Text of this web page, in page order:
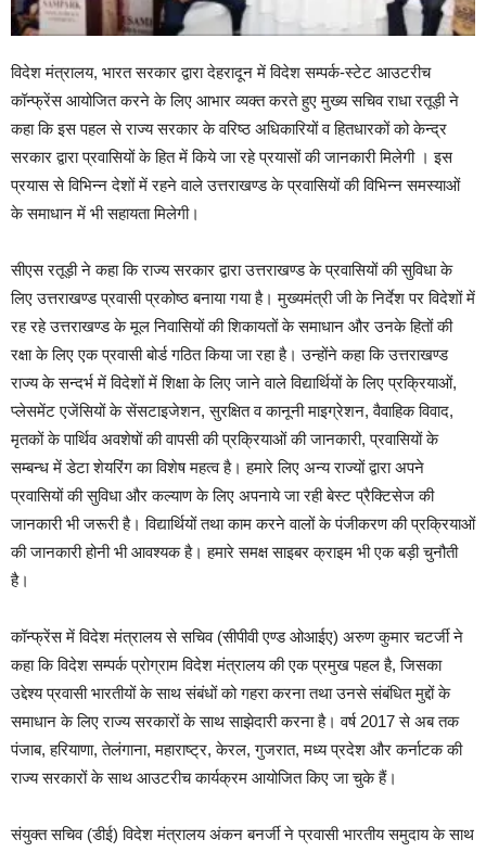
विदेश मंत्रालय, भारत सरकार द्वारा देहरादून में विदेश सम्पर्क-स्टेट आउटरीच
कॉन्फ्रेंस आयोजित करने के लिए आभार व्यक्त करते हुए मुख्य सचिव राधा रतूड़ी ने
कहा कि इस पहल से राज्य सरकार के वरिष्ठ अधिकारियों व हितधारकों को केन्द्र
सरकार द्वारा प्रवासियों के हित में किये जा रहे प्रयासों की जानकारी मिलेगी । इस
प्रयास से विभिन्न देशों में रहने वाले उत्तराखण्ड के प्रवासियों की विभिन्न समस्याओं
के समाधान में भी सहायता मिलेगी।
सीएस रतूड़ी ने कहा कि राज्य सरकार द्वारा उत्तराखण्ड के प्रवासियों की सुविधा के
लिए उत्तराखण्ड प्रवासी प्रकोष्ठ बनाया गया है। मुख्यमंत्री जी के निर्देश पर विदेशों में
रह रहे उत्तराखण्ड के मूल निवासियों की शिकायतों के समाधान और उनके हितों की
रक्षा के लिए एक प्रवासी बोर्ड गठित किया जा रहा है। उन्होंने कहा कि उत्तराखण्ड
राज्य के सन्दर्भ में विदेशों में शिक्षा के लिए जाने वाले विद्यार्थियों के लिए प्रक्रियाओं,
प्लेसमेंट एजेंसियों के सेंसटाइजेशन, सुरक्षित व कानूनी माइग्रेशन, वैवाहिक विवाद,
मृतकों के पार्थिव अवशेषों की वापसी की प्रक्रियाओं की जानकारी, प्रवासियों के
सम्बन्ध में डेटा शेयरिंग का विशेष महत्व है। हमारे लिए अन्य राज्यों द्वारा अपने
प्रवासियों की सुविधा और कल्याण के लिए अपनाये जा रही बेस्ट प्रैक्टिसेज की
जानकारी भी जरूरी है। विद्यार्थियों तथा काम करने वालों के पंजीकरण की प्रक्रियाओं
की जानकारी होनी भी आवश्यक है। हमारे समक्ष साइबर क्राइम भी एक बड़ी चुनौती
है।
कॉन्फ्रेंस में विदेश मंत्रालय से सचिव (सीपीवी एण्ड ओआईए) अरुण कुमार चटर्जी ने
कहा कि विदेश सम्पर्क प्रोग्राम विदेश मंत्रालय की एक प्रमुख पहल है, जिसका
उद्देश्य प्रवासी भारतीयों के साथ संबंधों को गहरा करना तथा उनसे संबंधित मुद्दों के
समाधान के लिए राज्य सरकारों के साथ साझेदारी करना है। वर्ष 2017 से अब तक
पंजाब, हरियाणा, तेलंगाना, महाराष्ट्र, केरल, गुजरात, मध्य प्रदेश और कर्नाटक की
राज्य सरकारों के साथ आउटरीच कार्यक्रम आयोजित किए जा चुके हैं।
संयुक्त सचिव (डीई) विदेश मंत्रालय अंकन बनर्जी ने प्रवासी भारतीय समुदाय के साथ